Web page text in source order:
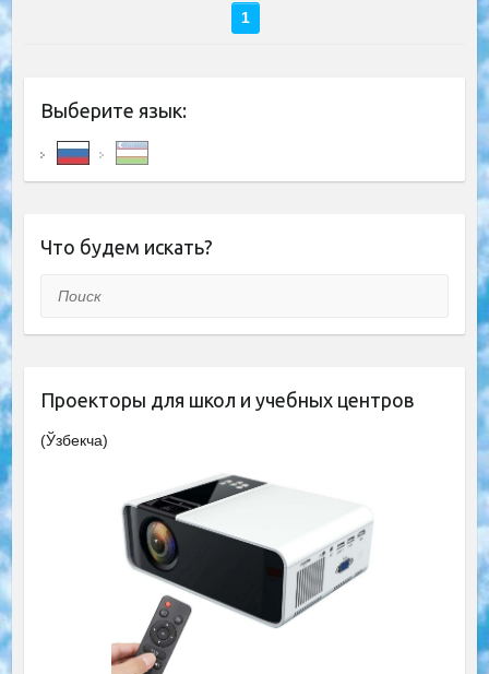
1
Выберите язык:
Что будем искать?
Поиск
Проекторы для школ и учебных центров
(Ўзбекча)